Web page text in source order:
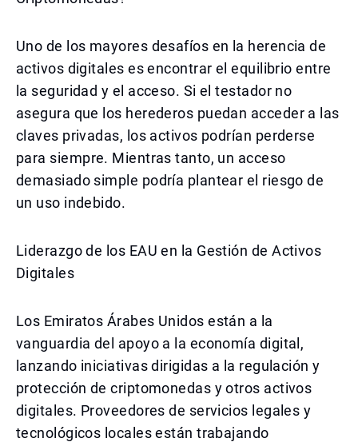
Uno de los mayores desafíos en la herencia de
activos digitales es encontrar el equilibrio entre
la seguridad y el acceso. Si el testador no
asegura que los herederos puedan acceder a las
claves privadas, los activos podrían perderse
para siempre. Mientras tanto, un acceso
demasiado simple podría plantear el riesgo de
un uso indebido.
Liderazgo de los EAU en la Gestión de Activos
Digitales
Los Emiratos Árabes Unidos están a la
vanguardia del apoyo a la economía digital,
lanzando iniciativas dirigidas a la regulación y
protección de criptomonedas y otros activos
digitales. Proveedores de servicios legales y
tecnológicos locales están trabajando